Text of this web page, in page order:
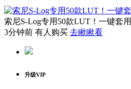
索尼S-Log专用50款LUT！一键套用
3分钟前 有人购买 去瞅瞅看
升级VIP